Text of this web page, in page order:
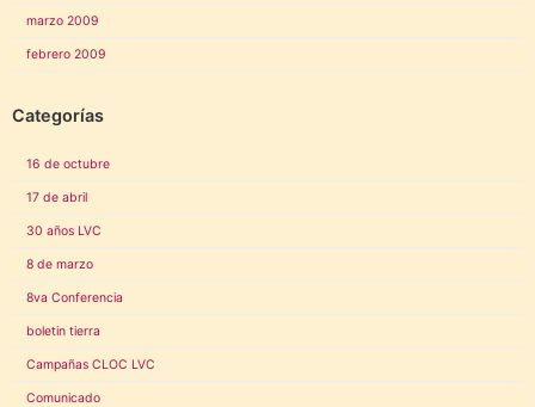
marzo 2009
febrero 2009
Categorías
16 de octubre
17 de abril
30 años LVC
8 de marzo
8va Conferencia
boletin tierra
Campañas CLOC LVC
Comunicado